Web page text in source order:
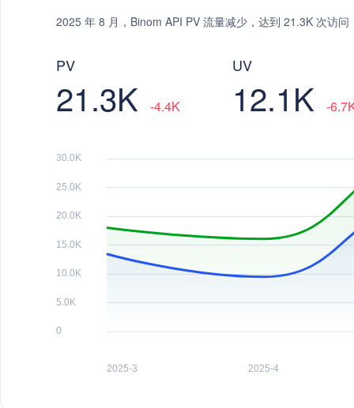
2025 年 8 月，Binom API PV 流量减少，达到 21.3K 次访
PV
21.3K -4.4K
UV
12.1K -